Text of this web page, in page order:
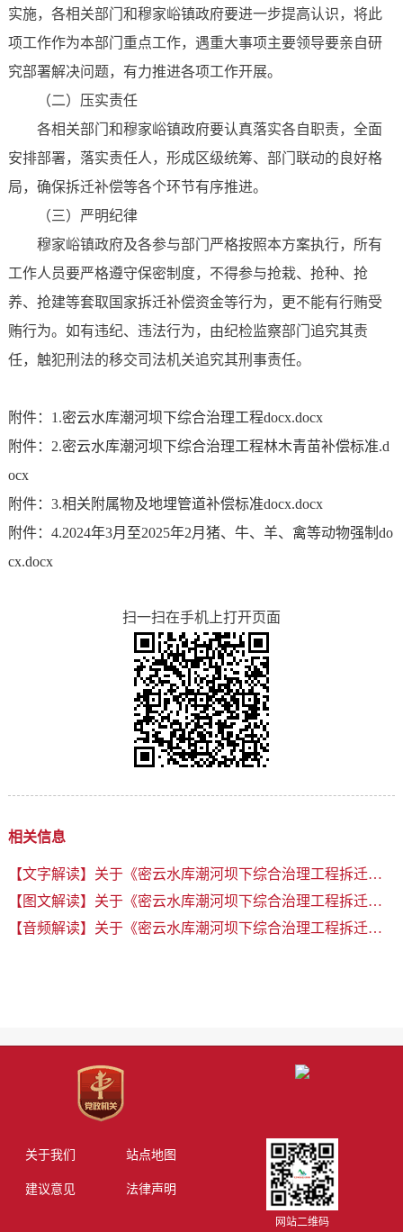
实施，各相关部门和穆家峪镇政府要进一步提高认识，将此
项工作作为本部门重点工作，遇重大事项主要领导要亲自研
究部署解决问题，有力推进各项工作开展。
（二）压实责任
各相关部门和穆家峪镇政府要认真落实各自职责，全面
安排部署，落实责任人，形成区级统筹、部门联动的良好格
局，确保拆迁补偿等各个环节有序推进。
（三）严明纪律
穆家峪镇政府及各参与部门严格按照本方案执行，所有
工作人员要严格遵守保密制度，不得参与抢栽、抢种、抢
养、抢建等套取国家拆迁补偿资金等行为，更不能有行贿受
贿行为。如有违纪、违法行为，由纪检监察部门追究其责
任，触犯刑法的移交司法机关追究其刑事责任。
附件：1.密云水库潮河坝下综合治理工程docx.docx
附件：2.密云水库潮河坝下综合治理工程林木青苗补偿标准.d
ocx
附件：3.相关附属物及地埋管道补偿标准docx.docx
附件：4.2024年3月至2025年2月猪、牛、羊、禽等动物强制do
cx.docx
扫一扫在手机上打开页面
相关信息
【文字解读】关于《密云水库潮河坝下综合治理工程拆迁实施方案》的解读
【图文解读】关于《密云水库潮河坝下综合治理工程拆迁实施方案》的解读
【音频解读】关于《密云水库潮河坝下综合治理工程拆迁实施方案》的解读
关于我们 站点地图
建议意见 法律声明
网站二维码